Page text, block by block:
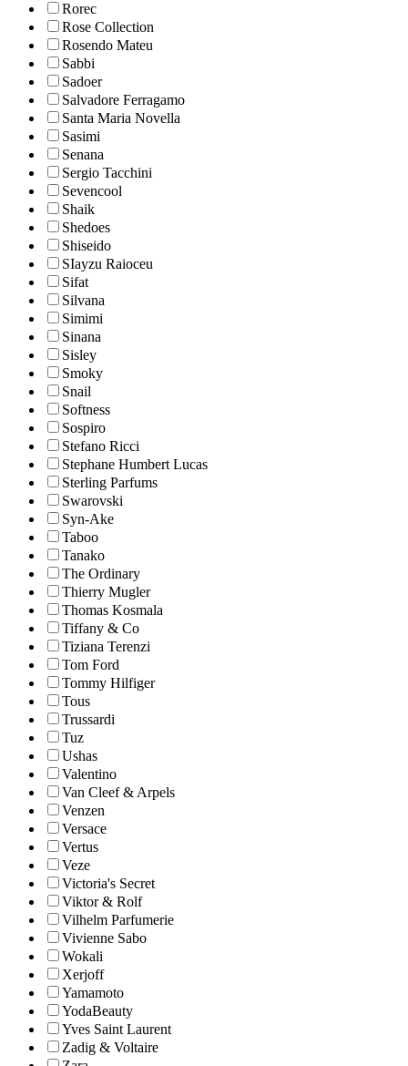
Rorec
Rose Collection
Rosendo Mateu
Sabbi
Sadoer
Salvadore Ferragamo
Santa Maria Novella
Sasimi
Senana
Sergio Tacchini
Sevencool
Shaik
Shedoes
Shiseido
SIayzu Raioceu
Sifat
Silvana
Simimi
Sinana
Sisley
Smoky
Snail
Softness
Sospiro
Stefano Ricci
Stephane Humbert Lucas
Sterling Parfums
Swarovski
Syn-Ake
Taboo
Tanako
The Ordinary
Thierry Mugler
Thomas Kosmala
Tiffany & Co
Tiziana Terenzi
Tom Ford
Tommy Hilfiger
Tous
Trussardi
Tuz
Ushas
Valentino
Van Cleef & Arpels
Venzen
Versace
Vertus
Veze
Victoria's Secret
Viktor & Rolf
Vilhelm Parfumerie
Vivienne Sabo
Wokali
Xerjoff
Yamamoto
YodaBeauty
Yves Saint Laurent
Zadig & Voltaire